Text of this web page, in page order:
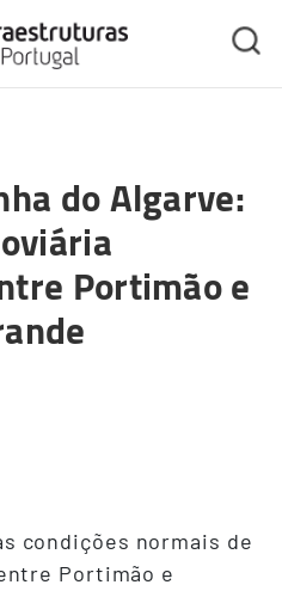
do Algarve:
Portimão e
condições normais de
Portimão e